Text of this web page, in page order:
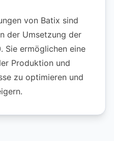
von Batix sind
der Umsetzung der
Sie ermöglichen eine
Produktion und
zu optimieren und